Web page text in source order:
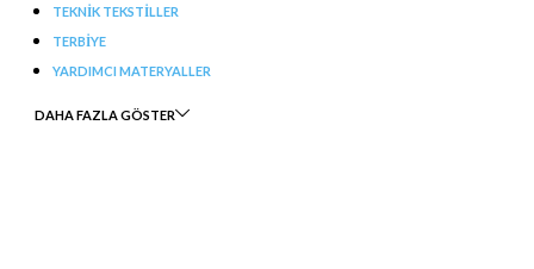
TEKNIK TEKSTILLER
TERBIYE
YARDIMCI MATERYALLER
DAHA FAZLA GÖSTER